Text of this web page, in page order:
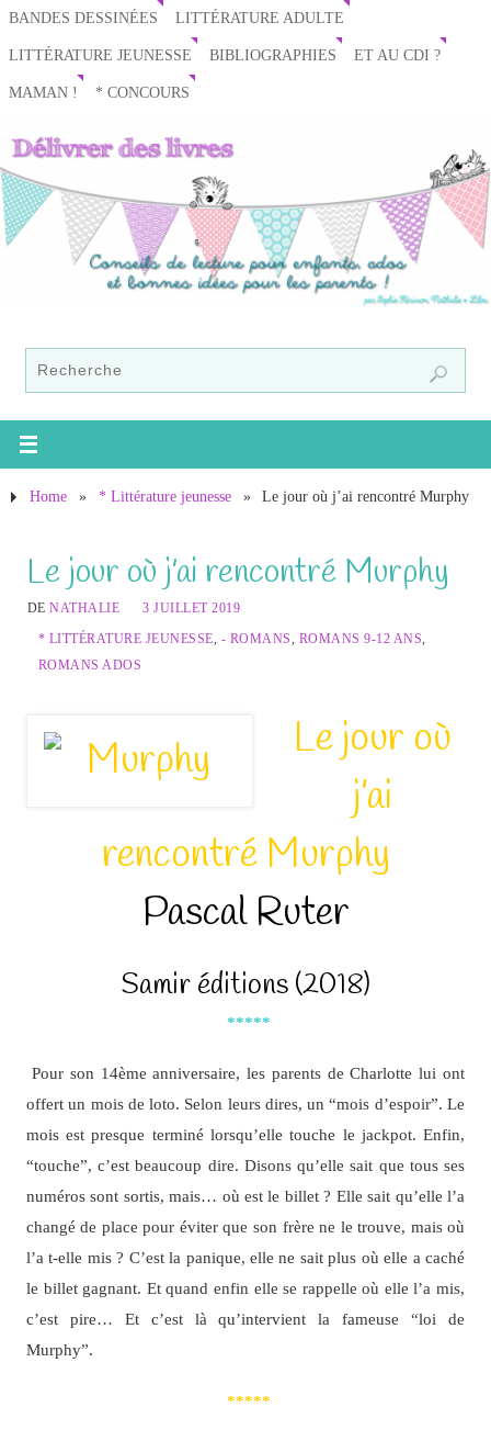
BANDES DESSINÉES LITTÉRATURE ADULTE
LITTÉRATURE JEUNESSE BIBLIOGRAPHIES ET AU CDI ?
MAMAN ! * CONCOURS
Home » * Littérature jeunesse » Le jour où j’ai rencontré Murphy
Le jour où j’ai rencontré Murphy
DENATHALIE
3 JUILLET 2019
* LITTÉRATURE JEUNESSE, - ROMANS, ROMANS 9-12 ANS,
ROMANS ADOS
Le jour où
j’ai
rencontré Murphy
Pascal Ruter
Samir éditions (2018)
*****
Pour son 14ème anniversaire, les parents de Charlotte lui ont
offert un mois de loto. Selon leurs dires, un “mois d’espoir”. Le
mois est presque terminé lorsqu’elle touche le jackpot. Enfin,
“touche”, c’est beaucoup dire. Disons qu’elle sait que tous ses
numéros sont sortis, mais… où est le billet ? Elle sait qu’elle l’a
changé de place pour éviter que son frère ne le trouve, mais où
l’a t-elle mis ? C’est la panique, elle ne sait plus où elle a caché
le billet gagnant. Et quand enfin elle se rappelle où elle l’a mis,
c’est pire… Et c’est là qu’intervient la fameuse “loi de
Murphy”.
*****